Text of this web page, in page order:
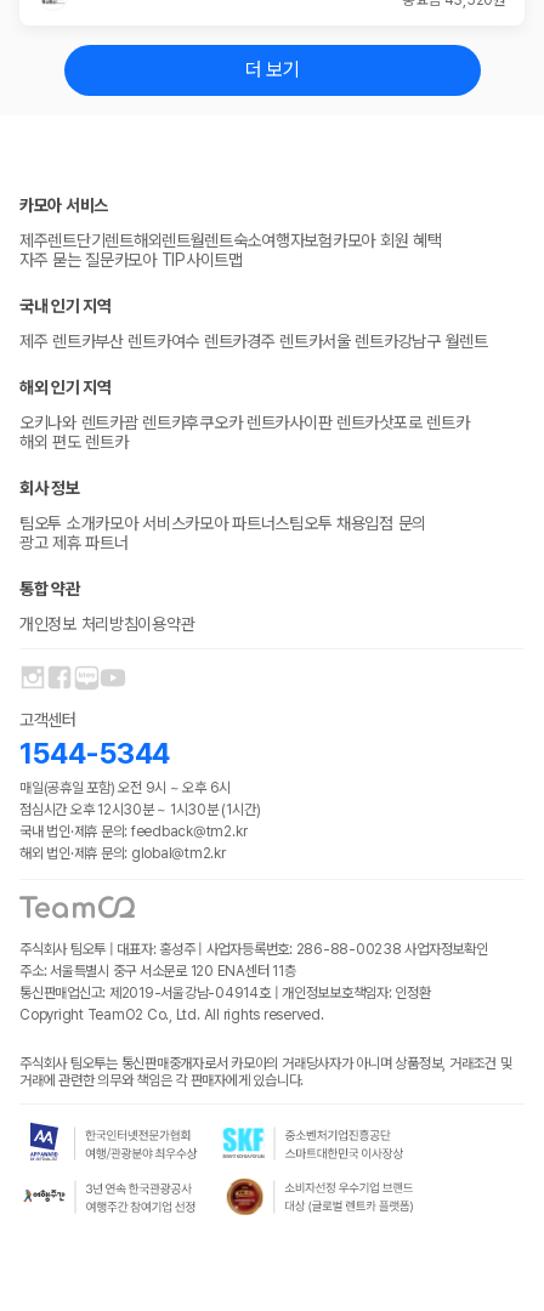
더 보기
카모아 서비스
제주렌트단기렌트해외렌트월렌트숙소여행자보험카모아 회원 혜택
자주 묻는 질문카모아 TIP사이트맵
국내 인기 지역
제주 렌트카부산 렌트카여수 렌트카경주 렌트카서울 렌트카강남구 월렌트
해외 인기 지역
오키나와 렌트카괌 렌트카후쿠오카 렌트카사이판 렌트카삿포로 렌트카
해외 편도 렌트카
회사 정보
팀오투 소개카모아 서비스카모아 파트너스팀오투 채용입점 문의
광고 제휴 파트너
통합 약관
개인정보 처리방침이용약관
고객센터
1544-5344
매일(공휴일 포함) 오전 9시 ~ 오후 6시
점심시간 오후 12시30분 ~ 1시30분 (1시간)
국내 법인·제휴 문의: feedback@tm2.kr
해외 법인·제휴 문의: global@tm2.kr
주식회사 팀오투 | 대표자: 홍성주 | 사업자등록번호: 286-88-00238 사업자정보확인
주소: 서울특별시 중구 서소문로 120 ENA센터 11층
통신판매업신고: 제2019-서울강남-04914호 | 개인정보보호책임자: 인정환
Copyright TeamO2 Co., Ltd. All rights reserved.
주식회사 팀오투는 통신판매중개자로서 카모아의 거래당사자가 아니며 상품정보, 거래조건 및
거래에 관련한 의무와 책임은 각 판매자에게 있습니다.